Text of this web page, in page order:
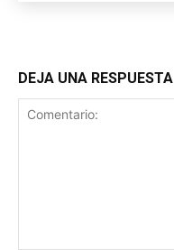
DEJA UNA RESPUESTA